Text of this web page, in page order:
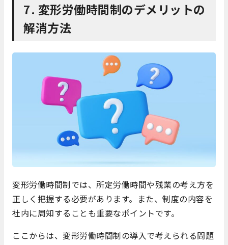
7. 変形労働時間制のデメリットの
解消方法
変形労働時間制では、所定労働時間や残業の考え方を
正しく把握する必要があります。また、制度の内容を
社内に周知することも重要なポイントです。
ここからは、変形労働時間制の導入で考えられる問題